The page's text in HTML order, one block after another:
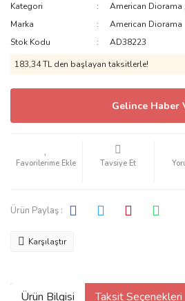
Kategori American Diorama ,
Marka
American Diorama
Stok Kodu
AD38223
183,34 TL den başlayan taksitlerle!
Gelince Haber
Tavsiye Et
Ürün Paylaş :
Karşılaştır
Ürün Bilgisi Taksit Seçenekleri